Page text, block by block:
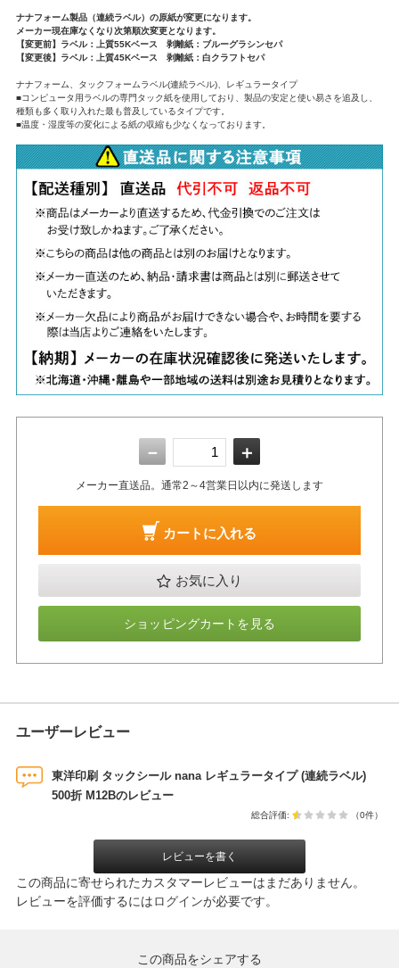
ナナフォーム製品（連続ラベル）の原紙が変更になります。
メーカー現在庫なくなり次第順次変更となります。
【変更前】ラベル：上質55Kベース 剥離紙：ブルーグラシンセパ
【変更後】ラベル：上質45Kベース 剥離紙：白クラフトセパ
ナナフォーム、タックフォームラベル(連続ラベル)、レギュラータイプ
■コンピュータ用ラベルの専門タック紙を使用しており、製品の安定と使い易さを追及し、
種類も多く取り入れた最も普及しているタイプです。
■温度・湿度等の変化による紙の収縮も少なくなっております。
－ ＋
メーカー直送品。通常2～4営業日以内に発送します
カートに入れる
お気に入り
ショッピングカートを見る
ユーザーレビュー
東洋印刷 タックシール nana レギュラータイプ (連続ラベル)
500折 M12Bのレビュー
総合評価: （0件）
レビューを書く
この商品に寄せられたカスタマーレビューはまだありません。
レビューを評価するにはログインが必要です。
この商品をシェアする